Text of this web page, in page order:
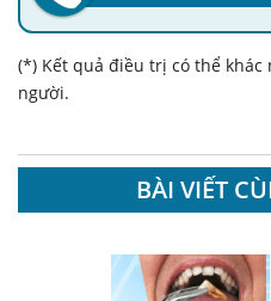
(*) Kết quả điều trị có thể
người.
BÀI VIẾT